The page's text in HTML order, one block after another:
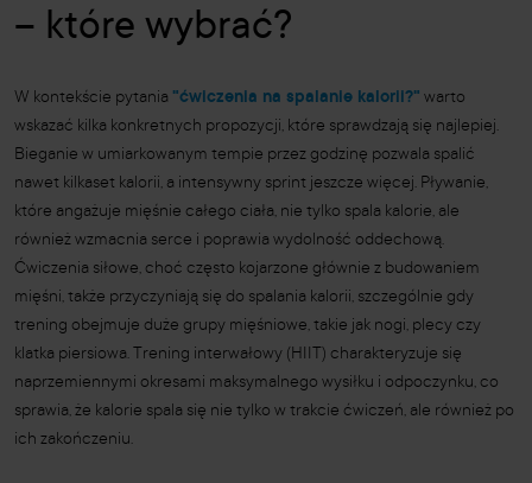
– które wybrać?
W kontekście pytania "ćwiczenia na spalanie kalorii?" warto
wskazać kilka konkretnych propozycji, które sprawdzają się najlepiej.
Bieganie w umiarkowanym tempie przez godzinę pozwala spalić
nawet kilkaset kalorii, a intensywny sprint jeszcze więcej. Pływanie,
które angażuje mięśnie całego ciała, nie tylko spala kalorie, ale
również wzmacnia serce i poprawia wydolność oddechową.
Ćwiczenia siłowe, choć często kojarzone głównie z budowaniem
mięśni, także przyczyniają się do spalania kalorii, szczególnie gdy
trening obejmuje duże grupy mięśniowe, takie jak nogi, plecy czy
klatka piersiowa. Trening interwałowy (HIIT) charakteryzuje się
naprzemiennymi okresami maksymalnego wysiłku i odpoczynku, co
sprawia, że kalorie spala się nie tylko w trakcie ćwiczeń, ale również po
ich zakończeniu.